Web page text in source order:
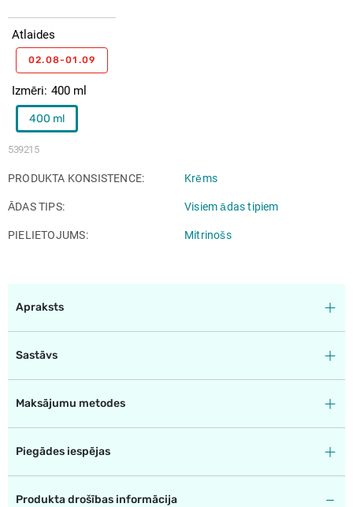
539215
Izmēri 400 ml
400 ml
Atlaides
02.08-01.09
PRODUKTA KONSISTENCE Krēms
ĀDAS TIPS Visiem ādas tipiem
PIELIETOJUMS Mitrinošs
Apraksts
Sastāvs
Maksājumu metodes
Piegādes iespējas
Produkta drošības informācija